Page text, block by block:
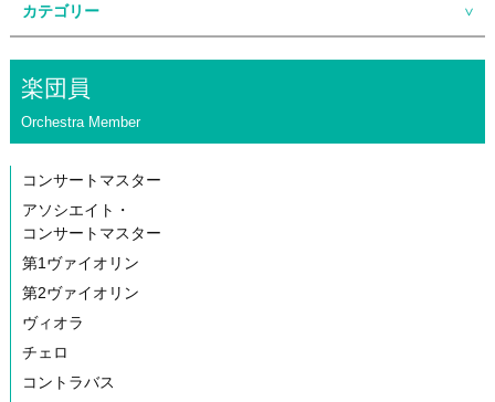
カテゴリー
楽団員
Orchestra Member
コンサートマスター
アソシエイト・
コンサートマスター
第1ヴァイオリン
第2ヴァイオリン
ヴィオラ
チェロ
コントラバス